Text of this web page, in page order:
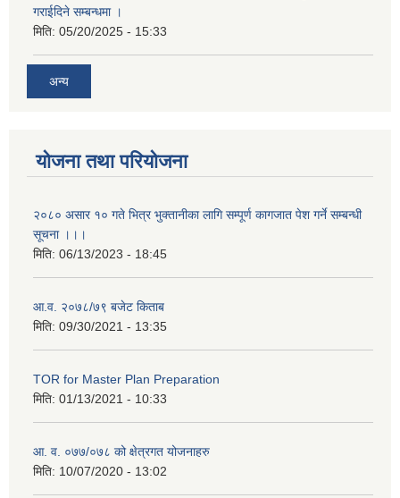
गराईदिने सम्बन्धमा ।
मिति: 05/20/2025 - 15:33
अन्य
योजना तथा परियोजना
२०८० असार १० गते भित्र भुक्तानीका लागि सम्पूर्ण कागजात पेश गर्ने सम्बन्धी
सूचना ।।।
मिति: 06/13/2023 - 18:45
आ.व. २०७८/७९ बजेट किताब
मिति: 09/30/2021 - 13:35
TOR for Master Plan Preparation
मिति: 01/13/2021 - 10:33
आ. व. ०७७/०७८ को क्षेत्रगत योजनाहरु
मिति: 10/07/2020 - 13:02